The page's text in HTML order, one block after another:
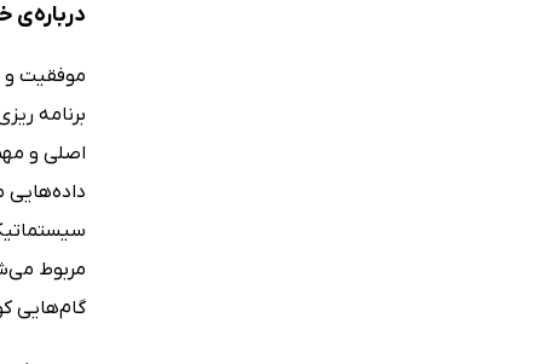
درباره‌ی
موفقیت و
اصلی و
مربوط
گام‌هایی